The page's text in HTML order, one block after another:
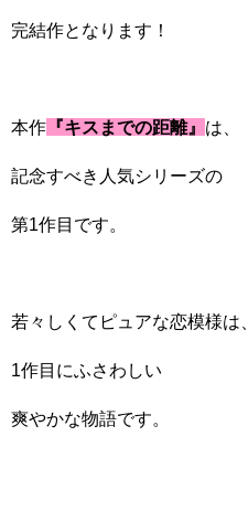
完結作となります！
本作 『キスまでの距離』 は、
記念すべき人気シリーズの
第1作目です。
若々しくてピュアな恋模様は、
1作目にふさわしい
爽やかな物語です。